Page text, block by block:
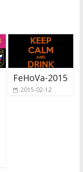
FeHoVa-2015
2015-02-12